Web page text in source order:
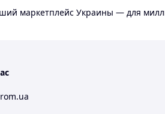
маркетплейс Украины — для